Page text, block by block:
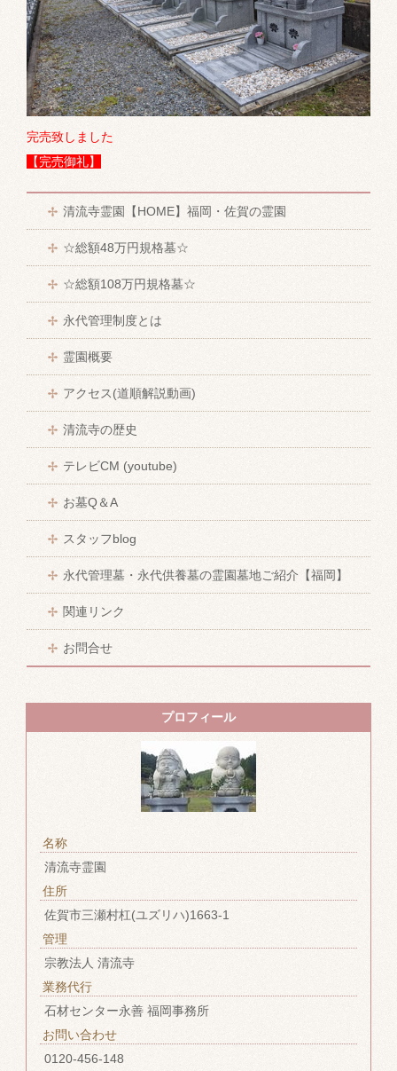
完売致しました
【完売御礼】
清流寺霊園【HOME】福岡・佐賀の霊園
☆総額48万円規格墓☆
☆総額108万円規格墓☆
永代管理制度とは
霊園概要
アクセス(道順解説動画)
清流寺の歴史
テレビCM (youtube)
お墓Q＆A
スタッフblog
永代管理墓・永代供養墓の霊園墓地ご紹介【福岡】
関連リンク
お問合せ
プロフィール
名称
清流寺霊園
住所
佐賀市三瀬村杠(ユズリハ)1663-1
管理
宗教法人 清流寺
業務代行
石材センター永善 福岡事務所
お問い合わせ
0120-456-148